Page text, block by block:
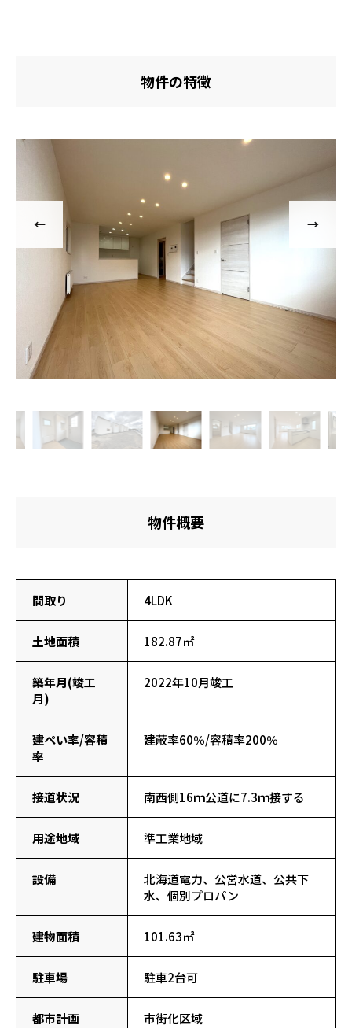
物件の特徴
← →
物件概要
間取り 4LDK
土地面積 182.87㎡
築年月(竣工
月)
2022年10月竣工
建ぺい率/容積
率
建蔽率60％/容積率200％
接道状況 南西側16ｍ公道に7.3ｍ接する
用途地域 準工業地域
設備
北海道電力、公営水道、公共下
水、個別プロパン
建物面積 101.63㎡
駐車場 駐車2台可
都市計画 市街化区域